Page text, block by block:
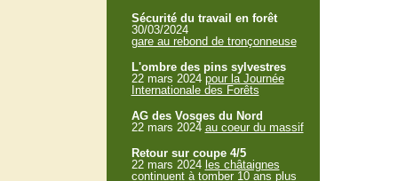
Sécurité du travail en forêt
30/03/2024
gare au rebond de tronçonneuse
L'ombre des pins sylvestres
22 mars 2024 pour la Journée
Internationale des Forêts
AG des Vosges du Nord
22 mars 2024 au coeur du massif
Retour sur coupe 4/5
22 mars 2024 les châtaignes
continuent à tomber 10 ans plus